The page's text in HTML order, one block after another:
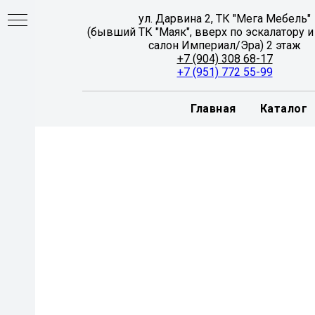
ул. Дарвина 2, ТК "Мега Мебель"
(бывший ТК "Маяк", вверх по эскалатору и
салон Империал/Эра) 2 этаж
+7 (904) 308 68-17
+7 (951) 772 55-99
Главная Каталог